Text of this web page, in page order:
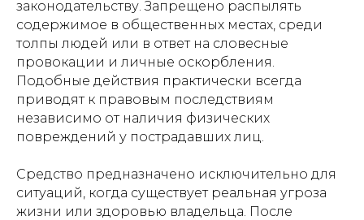
законодательству. Запрещено распылять
содержимое в общественных местах, среди
толпы людей или в ответ на словесные
провокации и личные оскорбления.
Подобные действия практически всегда
приводят к правовым последствиям
независимо от наличия физических
повреждений у пострадавших лиц.
Средство предназначено исключительно для
ситуаций, когда существует реальная угроза
жизни или здоровью владельца. После